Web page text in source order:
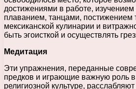
достижениями в работе, изучением
плаванием, танцами, постижением
мексиканской кулинарии и
быть эгоисткой и осуществлять
Медитация
Эти упражнения, переданные
предков и играющие важную роль в
религиозной культуре,